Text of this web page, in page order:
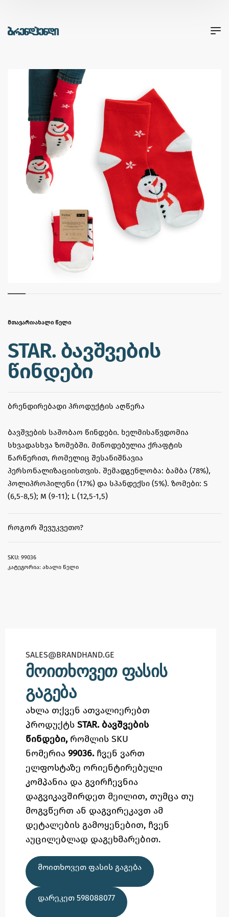
ᲛᲗᲐᲕᲐᲠᲘ›ᲐᲮᲐᲚᲘ ᲬᲔᲚᲘ
STAR. ბავშვების
წინდები
ᲑᲠᲔᲜᲓᲘᲠᲔᲑᲐᲓᲘ ᲞᲠᲝᲓᲣᲥᲢᲘᲡ ᲐᲦᲬᲔᲠᲐ
ბავშვების საშობაო წინდები. ხელმისაწვდომია
სხვადასხვა ზომებში. მიწოდებულია ქრაფტის
წარწერით, რომელიც შესანიშნავია
პერსონალიზაციისთვის. შემადგენლობა: ბამბა (78%),
პოლიპროპილენი (17%) და სპანდექსი (5%). ზომები: S
(6,5-8,5); M (9-11); L (12,5-1,5)
ᲠᲝᲒᲝᲠ ᲨᲔᲕᲣᲙᲕᲔᲗᲝ?
99036
კატეგორია: ახალი წელი
SALES@BRANDHAND.GE​
მოითხოვეთ ფასის
გაგება
ახლა თქვენ ათვალიერებთ
პროდუქტს STAR. ბავშვების
წინდები, რომლის SKU
ნომერია 99036. ჩვენ ვართ
ელფოსტაზე ორიენტირებული
კომპანია და გვირჩევნია
დაგვიკავშირდეთ მეილით, თუმცა თუ
მოგვწერთ ან დაგვირეკავთ ამ
დეტალების გამოყენებით, ჩვენ
აუცილებლად დაგეხმარებით.
ᲛᲝᲘᲗᲮᲝᲕᲔᲗ ᲤᲐᲡᲘᲡ ᲒᲐᲒᲔᲑᲐ
ᲓᲐᲠᲔᲙᲔᲗ 598088077